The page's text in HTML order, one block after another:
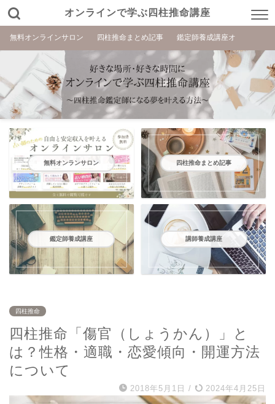
オンラインで学ぶ四柱推命講座
無料オンラインサロン 四柱推命まとめ記事 鑑定師養成講座オ
無料オンランサロン 四柱推命まとめ記事
鑑定師養成講座 講師養成講座
四柱推命
四柱推命「傷官（しょうかん）」と
は？性格・適職・恋愛傾向・開運方法
について
2018年5月1日 / 2024年4月25日